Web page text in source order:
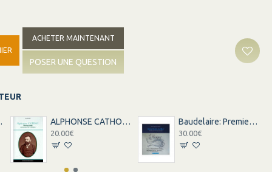
ACHETER MAINTENANT
POSER UNE QUESTION
ALPHONSE CATHOU PHOTOGRAPHE - ANCIEN ESCLAVE DE LA REUNION
20.00€
Baudelaire: Premier passeur de l'interculturailté
30.00€